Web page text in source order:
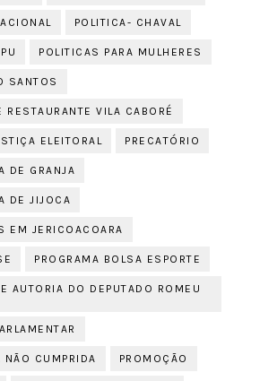
POLITICA- CHAVAL
POLITICAS PARA MULHERES
SANTOS
RESTAURANTE VILA CABORÉ
ELEITORAL PRECATÓRIO
DE GRANJA
DE JIJOCA
EM JERICOACOARA
PROGRAMA BOLSA ESPORTE
AUTORIA DO DEPUTADO ROMEU
NÃO CUMPRIDA PROMOÇÃO